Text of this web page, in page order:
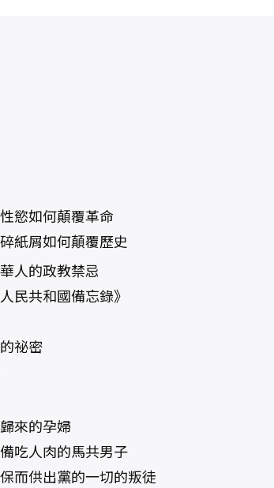
如何顛覆革命
如何顛覆歷史
人的政教禁忌
民共和國備忘錄》
祕密
來的孕婦
吃人肉的馬共男子
而供出黨的一切的叛徒